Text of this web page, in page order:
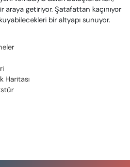
araya getiriyor. Şatafattan kaçınıyor
bir altyapı sunuyor.
Haritası